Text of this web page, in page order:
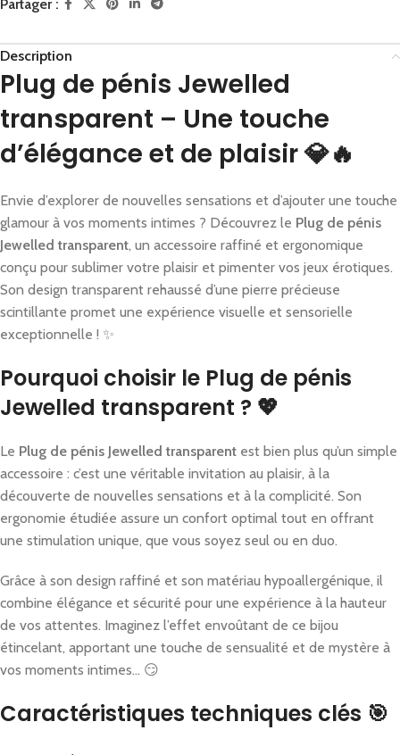
Partager :
Description
Plug de pénis Jewelled
transparent – Une touche
d’élégance et de plaisir 💎🔥
Envie d’explorer de nouvelles sensations et d’ajouter une touche
glamour à vos moments intimes ? Découvrez le Plug de pénis
Jewelled transparent, un accessoire raffiné et ergonomique
conçu pour sublimer votre plaisir et pimenter vos jeux érotiques.
Son design transparent rehaussé d’une pierre précieuse
scintillante promet une expérience visuelle et sensorielle
exceptionnelle ! ✨
Pourquoi choisir le Plug de pénis
Jewelled transparent ? 💖
Le Plug de pénis Jewelled transparent est bien plus qu’un simple
accessoire : c’est une véritable invitation au plaisir, à la
découverte de nouvelles sensations et à la complicité. Son
ergonomie étudiée assure un confort optimal tout en offrant
une stimulation unique, que vous soyez seul ou en duo.
Grâce à son design raffiné et son matériau hypoallergénique, il
combine élégance et sécurité pour une expérience à la hauteur
de vos attentes. Imaginez l’effet envoûtant de ce bijou
étincelant, apportant une touche de sensualité et de mystère à
vos moments intimes… 😏
Caractéristiques techniques clés 🎯